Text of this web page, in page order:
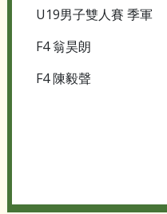
U19男子雙人賽 季軍
F4 翁昊朗
F4 陳毅聲